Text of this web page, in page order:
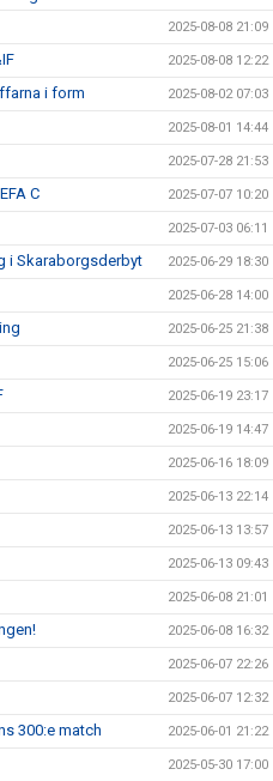
2025-08-08 21:09
2025-08-08 12:22
i form 2025-08-02 07:03
2025-08-01 14:44
2025-07-28 21:53
C 2025-07-07 10:20
2025-07-03 06:11
i Skaraborgsderbyt 2025-06-29 18:30
2025-06-28 14:00
2025-06-25 21:38
2025-06-25 15:06
2025-06-19 23:17
2025-06-19 14:47
2025-06-16 18:09
2025-06-13 22:14
2025-06-13 13:57
2025-06-13 09:43
2025-06-08 21:01
2025-06-08 16:32
2025-06-07 22:26
2025-06-07 12:32
300:e match 2025-06-01 21:22
2025-05-30 17:00